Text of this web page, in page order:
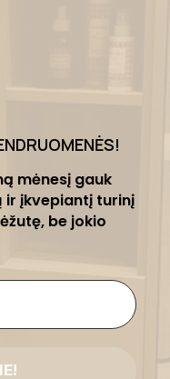
!
mėnesį gauk
įkvepiantį turinį
be jokio